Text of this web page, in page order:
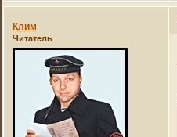
Клим
Читатель